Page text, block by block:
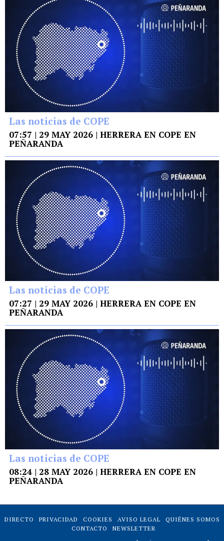
Las noticias de COPE
07:57 | 29 MAY 2026 | HERRERA EN COPE EN
PEÑARANDA
Las noticias de COPE
07:27 | 29 MAY 2026 | HERRERA EN COPE EN
PEÑARANDA
Las noticias de COPE
08:24 | 28 MAY 2026 | HERRERA EN COPE EN
PEÑARANDA
DIRECTO PRIVACIDAD COOKIES AVISO LEGAL
QUIÉNES SOMOS
CONTACTO
NEWSLETTER